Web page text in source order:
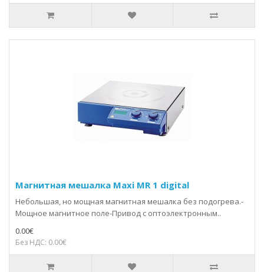
Магнитная мешалка Maxi MR 1 digital
Небольшая, но мощная магнитная мешалка без подогрева.-
Мощное магнитное поле-Привод с оптоэлектронным..
0.00€
Без НДС: 0.00€